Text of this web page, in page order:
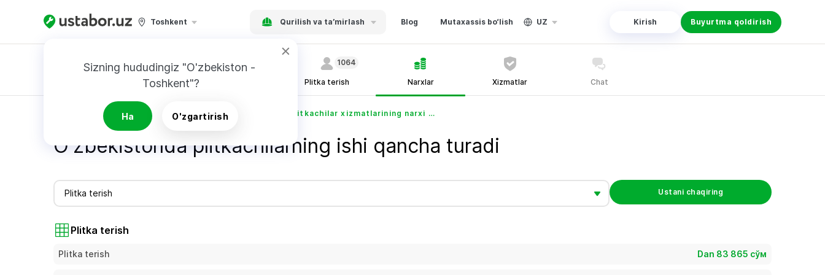
Toshkent Qurilish va ta’mirlash Blog Mutaxassis bo‘lish UZ Kirish Buyurtma qoldirish
Sizning hududingiz "O'zbekiston -
Toshkent"?
Ha O'zgartirish
Plitka terish
1064
Narxlar Xizmatlar Chat
Bosh sahifa Plitkachilar xizmatlarining narxi - Ustabor.uz
O'zbekistonda plitkachilarning ishi qancha turadi
Plitka terish Ustani chaqiring
Plitka terish
Plitka terish Dan 83 865 сўм